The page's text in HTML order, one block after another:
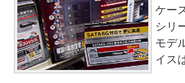
ケー
シリ
モデ
イス